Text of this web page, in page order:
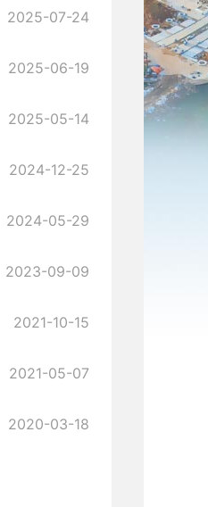
2025-07-24
2025-06-19
2025-05-14
2024-12-25
2024-05-29
2023-09-09
2021-10-15
2021-05-07
2020-03-18